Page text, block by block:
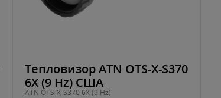
Тепловизор ATN OTS-X-S370
6X (9 Hz) США
ATN OTS-X-S370 6X (9 Hz)